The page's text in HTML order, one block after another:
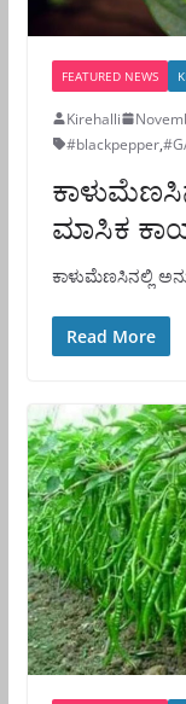
FEATURED NEWS
Kirehalli
#blackpepper,
ಮಾಸಿಕ
ಕಾಳುಮೆಣಸಿನಲ್ಲಿ
Read More